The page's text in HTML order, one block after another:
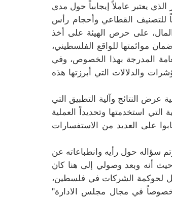
يعتبر عاملاً إيجابياً حول مدى
للتصنيف القطاعي وأحجام رأس
المال، على حرص الهيئة على أخذ
موائمتها للواقع الفلسطيني،
المدرجة بهذا الخصوص، وفي
والدلالات التي أبرزتها هذه
النتائج وآلية التطبيق التي
استخدمتها وتحديداً العملية
على العديد من الاستفسارات
سؤاله حول رأيه وانطباعاته عن
أنه وبعد وصولي إلى هنا كان
لحوكمة الشركات في فلسطين،
في مجال مجلس الادارة"